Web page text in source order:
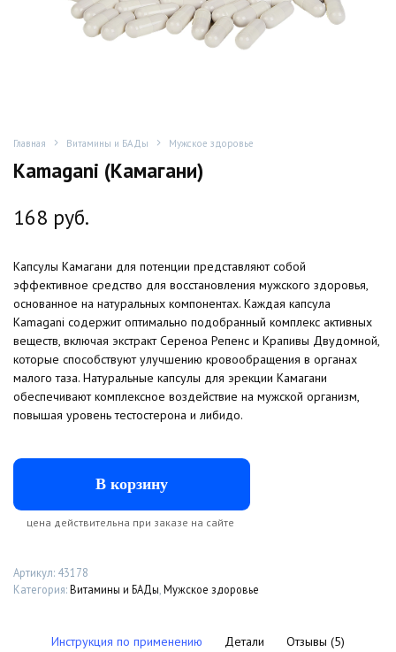
Главная Витамины и БАДы Мужское здоровье
Kamagani (Камагани)
168 руб.
Капсулы Камагани для потенции представляют собой
эффективное средство для восстановления мужского здоровья,
основанное на натуральных компонентах. Каждая капсула
Kamagani содержит оптимально подобранный комплекс активных
веществ, включая экстракт Сереноа Репенс и Крапивы Двудомной,
которые способствуют улучшению кровообращения в органах
малого таза. Натуральные капсулы для эрекции Камагани
обеспечивают комплексное воздействие на мужской организм,
повышая уровень тестостерона и либидо.
В корзину
цена действительна при заказе на сайте
Артикул: 43178
Категория:Витамины и БАДы Мужское здоровье
Инструкция по применению Детали Отзывы (5)